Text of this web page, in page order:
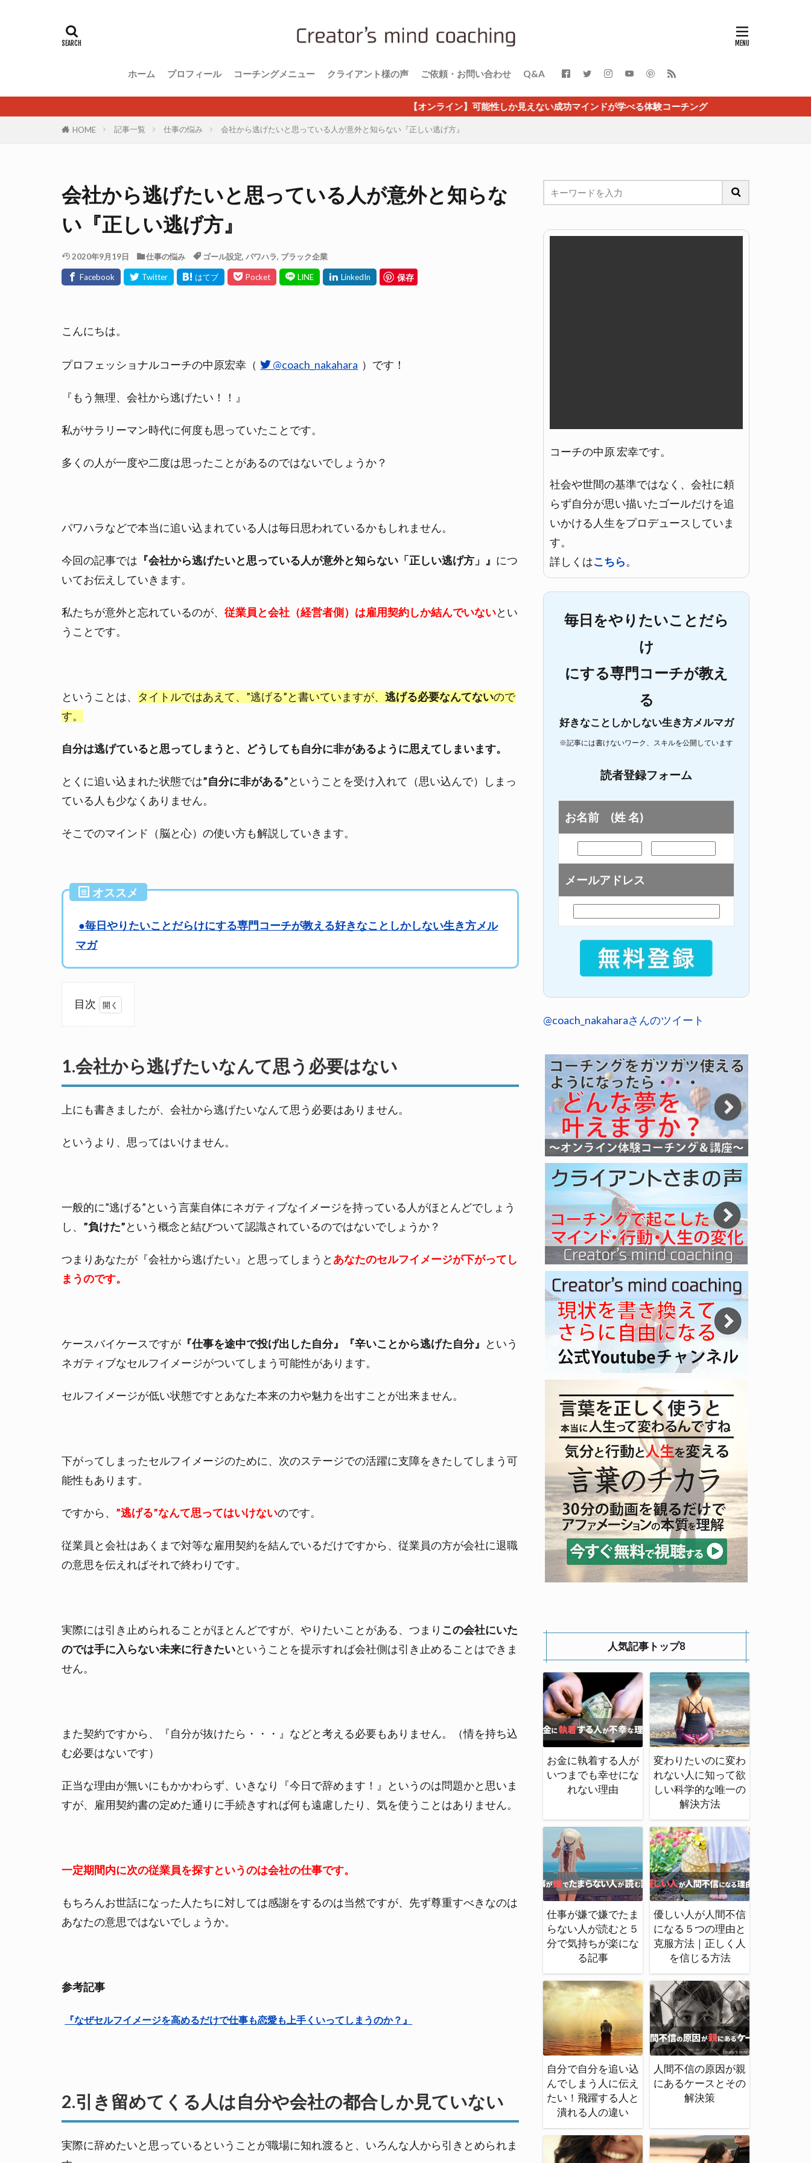
ホーム プロフィール コーチングメニュー クライアント様の声 ご依頼・お問い合わせ Q&A
【オンライン】可能性しか見えない成功マインドが学べる体験コーチング
HOME 記事一覧 仕事の悩み 会社から逃げたいと思っている人が意外と知らない『正しい逃げ方』
会社から逃げたいと思っている人が意外と知らな
い『正しい逃げ方』
2020年9月19日 仕事の悩み ゴール設定, パワハラ, ブラック企業
保存
こんにちは。
プロフェッショナルコーチの中原宏幸（ @coach_nakahara ）です！
『もう無理、会社から逃げたい！！』
私がサラリーマン時代に何度も思っていたことです。
多くの人が一度や二度は思ったことがあるのではないでしょうか？
パワハラなどで本当に追い込まれている人は毎日思われているかもしれません。
今回の記事では 『会社から逃げたいと思っている人が意外と知らない「正しい逃げ方」』 につ
いてお伝えしていきます。
私たちが意外と忘れているのが、 従業員と会社（経営者側）は雇用契約しか結んでいないとい
うことです。
ということは、 タイトルではあえて、”逃げる”と書いていますが、 逃げる必要なんてないので
す。
自分は逃げていると思ってしまうと、どうしても自分に非があるように思えてしまいます。
とくに追い込まれた状態では”自分に非がある”ということを受け入れて（思い込んで）しまっ
ている人も少なくありません。
そこでのマインド（脳と心）の使い方も解説していきます。
オススメ
●毎日やりたいことだらけにする専門コーチが教える好きなことしかしない生き方メル
マガ
目次
か
ら
逃
な
う
必
要
な
め
て
人
や
社
都
し
見
い
3.
分
人
に
判
さ
て
な
4.
げ
は
ス
変
え
る
5.正
1.会社から逃げたいなんて思う必要はない
上にも書きましたが、会社から逃げたいなんて思う必要はありません。
というより、思ってはいけません。
一般的に”逃げる”という言葉自体にネガティブなイメージを持っている人がほとんどでしょう
し、 ”負けた”という概念と結びついて認識されているのではないでしょうか？
つまりあなたが『会社から逃げたい』と思ってしまうと あなたのセルフイメージが下がってし
まうのです。
ケースバイケースですが 『仕事を途中で投げ出した自分』『辛いことから逃げた自分』
という
ネガティブなセルフイメージがついてしまう可能性があります。
セルフイメージが低い状態ですとあなた本来の力や魅力を出すことが出来ません。
下がってしまったセルフイメージのために、次のステージでの活躍に支障をきたしてしまう可
能性もあります。
ですから、 ”逃げる”なんて思ってはいけないのです。
従業員と会社はあくまで対等な雇用契約を結んでいるだけですから、従業員の方が会社に退職
の意思を伝えればそれで終わりです。
実際には引き止められることがほとんどですが、やりたいことがある、つまり この会社にいた
のでは手に入らない未来に行きたいということを提示すれば会社側は引き止めることはできま
せん。
また契約ですから、『自分が抜けたら・・・』などと考える必要もありません。（情を持ち込
む必要はないです）
正当な理由が無いにもかかわらず、いきなり『今日で辞めます！』というのは問題かと思いま
すが、雇用契約書の定めた通りに手続きすれば何も遠慮したり、気を使うことはありません。
一定期間内に次の従業員を探すというのは会社の仕事です。
もちろんお世話になった人たちに対しては感謝をするのは当然ですが、先ず尊重すべきなのは
あなたの意思ではないでしょうか。
参考記事
『なぜセルフイメージを高めるだけで仕事も恋愛も上手くいってしまうのか？』
2.引き留めてくる人は自分や会社の都合しか見ていない
実際に辞めたいと思っているということが職場に知れ渡ると、いろんな人から引きとめられま
コーチの中原 宏幸です。
社会や世間の基準ではなく、会社に頼
らず自分が思い描いたゴールだけを追
いかける人生をプロデュースしていま
す。
詳しくはこちら。
毎日をやりたいことだら
け
にする専門コーチが教え
る
好きなことしかしない生き方メルマガ
※記事には書けないワーク、スキルを公開しています
読者登録フォーム
お名前 (姓 名)
メールアドレス
@coach_nakaharaさんのツイート
人気記事トップ8
お金に執着する人が
いつまでも幸せにな
れない理由
変わりたいのに変わ
れない人に知って欲
しい科学的な唯一の
解決方法
仕事が嫌で嫌でたま
らない人が読むと５
分で気持ちが楽にな
る記事
優しい人が人間不信
になる５つの理由と
克服方法｜正しく人
を信じる方法
自分で自分を追い込
んでしまう人に伝え
たい！飛躍する人と
潰れる人の違い
人間不信の原因が親
にあるケースとその
解決策